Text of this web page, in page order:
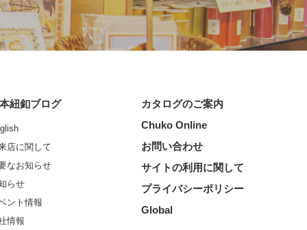
紐釦ブログ
店に関して
なお知らせ
らせ
ント情報
情報
カタログのご案内
Chuko Online
お問い合わせ
サイトの利用に関して
プライバシーポリシー
Global